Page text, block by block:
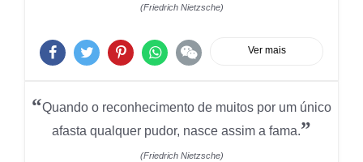
(Friedrich Nietzsche)
Ver mais
“Quando o reconhecimento de muitos por um único
afasta qualquer pudor, nasce assim a fama.”
(Friedrich Nietzsche)